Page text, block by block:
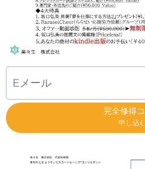
完全修得
申し込